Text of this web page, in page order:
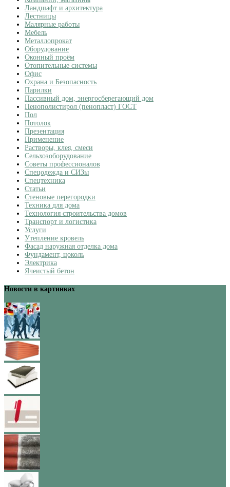
Ландшафт и архитектура
Лестницы
Малярные работы
Мебель
Металлопрокат
Оборудование
Оконный проём
Отопительные системы
Офис
Охрана и Безопасность
Парилки
Пассивный дом, энергосберегающий дом
Пенополистирол (пенопласт) ГОСТ
Пол
Потолок
Презентация
Применение
Растворы, клея, смеси
Сельхозоборудование
Советы профессионалов
Спецодежда и СИЗы
Спецтехника
Статьи
Стеновые перегородки
Техника для дома
Технология строительства домов
Транспорт и логистика
Услуги
Утепление кровель
Фасад наружная отделка дома
Фундамент, цоколь
Электрика
Ячеистый бетон
Новости в картинках